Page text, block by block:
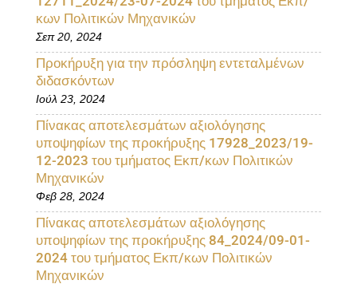
κων Πολιτικών Μηχανικών
Σεπ 20, 2024
Προκήρυξη για την πρόσληψη εντεταλμένων
διδασκόντων
Ιούλ 23, 2024
Πίνακας αποτελεσμάτων αξιολόγησης
υποψηφίων της προκήρυξης 17928_2023/19-
12-2023 του τμήματος Εκπ/κων Πολιτικών
Μηχανικών
Φεβ 28, 2024
Πίνακας αποτελεσμάτων αξιολόγησης
υποψηφίων της προκήρυξης 84_2024/09-01-
2024 του τμήματος Εκπ/κων Πολιτικών
Μηχανικών